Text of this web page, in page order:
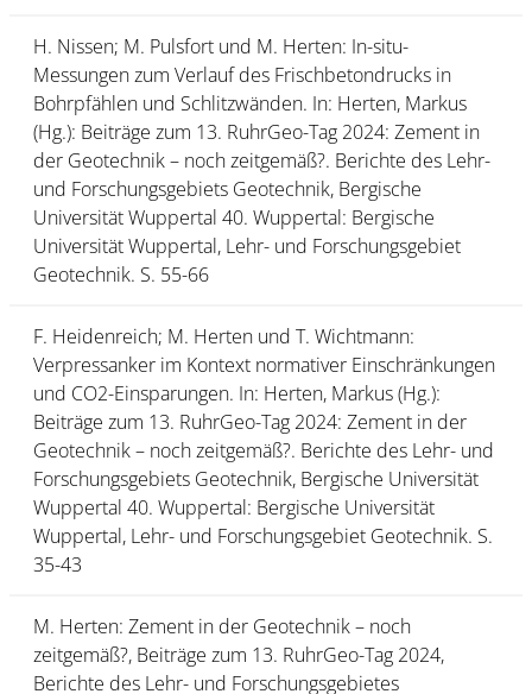
H. Nissen; M. Pulsfort und M. Herten: In-situ-
Messungen zum Verlauf des Frischbetondrucks in
Bohrpfählen und Schlitzwänden. In: Herten, Markus
(Hg.): Beiträge zum 13. RuhrGeo-Tag 2024: Zement in
der Geotechnik – noch zeitgemäß?. Berichte des Lehr-
und Forschungsgebiets Geotechnik, Bergische
Universität Wuppertal 40. Wuppertal: Bergische
Universität Wuppertal, Lehr- und Forschungsgebiet
Geotechnik. S. 55-66
F. Heidenreich; M. Herten und T. Wichtmann:
Verpressanker im Kontext normativer Einschränkungen
und CO2-Einsparungen. In: Herten, Markus (Hg.):
Beiträge zum 13. RuhrGeo-Tag 2024: Zement in der
Geotechnik – noch zeitgemäß?. Berichte des Lehr- und
Forschungsgebiets Geotechnik, Bergische Universität
Wuppertal 40. Wuppertal: Bergische Universität
Wuppertal, Lehr- und Forschungsgebiet Geotechnik. S.
35-43
M. Herten: Zement in der Geotechnik – noch
zeitgemäß?, Beiträge zum 13. RuhrGeo-Tag 2024,
Berichte des Lehr- und Forschungsgebietes